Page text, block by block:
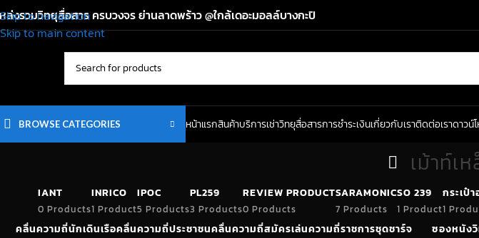
Skip to navigation
Skip to main content
ล่งรวมวิทยุสื่อสาร ครบวงจร ย่านลาดพร้าว @ใกล้เดอะมอลล์บางกะปิ
BROWSE CATEGORIES หน้าแรกสินค้าบริการเช่าวิทยุสื่อสารการชำระเงินเกี่ยวกับเราติดต่อเราดาวน์
เม้าท์เ
IANT
0 Products
INRICO
1 Product
IPOC
5 Products
PL259
3 Products
REVIEW PRODUCT
0 Products
SARAMONIC
7 Products
SO 239
1 Product
กระเป๋
1
คลื่นความถี่นักเดินเรือคลื่นความถี่ประชาชนคลื่นความถี่สมัครเล่นความถี่ราชการชุดชาร์จ ซองหนัง